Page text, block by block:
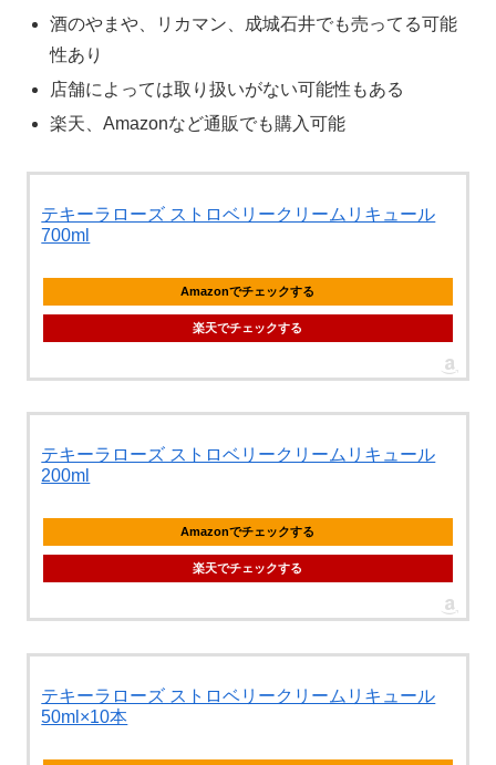
酒のやまや、リカマン、成城石井でも売ってる可能
性あり
店舗によっては取り扱いがない可能性もある
楽天、Amazonなど通販でも購入可能
テキーラローズ ストロベリークリームリキュール
700ml
Amazonでチェックする
楽天でチェックする
テキーラローズ ストロベリークリームリキュール
200ml
Amazonでチェックする
楽天でチェックする
テキーラローズ ストロベリークリームリキュール
50ml×10本